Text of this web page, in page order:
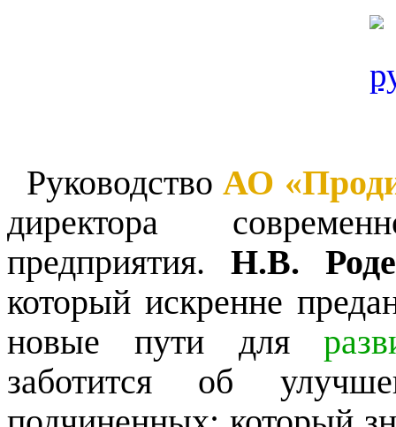
РуководствоАО
директора
предприятия. Н.В.
который искренне
новые пути для
заботится об